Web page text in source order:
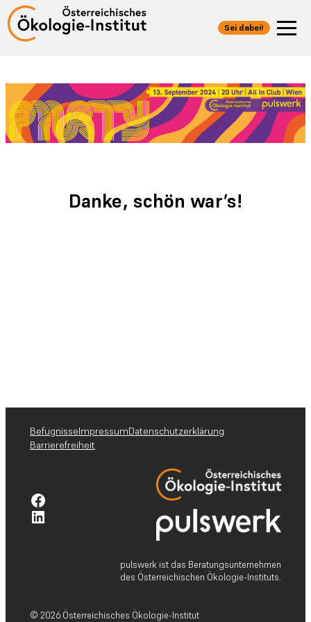
Direkt
zum
Inhalt
Sei dabei!
Danke, schön war’s!
BefugnisseImpressumDatenschutzerklärung
Barrierefreiheit
Facebook-Profil pulswerk GmbH
Linkedin-Profil pulswerk GmbH
pulswerk ist das Beratungsunternehmen
des Österreichischen Ökologie-Instituts.
© 2026 Österreichisches Ökologie-Institut